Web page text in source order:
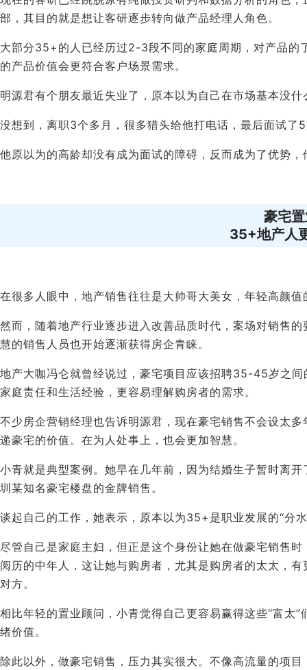
部，其目的就是想让客研逐步转向做产品经理人角色。
大部分35+的人已经历过2-3段不同的家庭周期，对产品的
的产品价值会更符合客户场景需求。
明源君有个朋友最近失业了，原本以为自己在市场基本没什
没想到，离职3个多月，很多猎头给他打电话，最后面试了
他原以为的高龄却没有成为面试的障碍，反而成为了优势
豪宅
35+地产人
在很多人眼中，地产销售往往是大帅哥大美女，年轻高颜
然而，随着地产行业逐步进入改善品质时代，案场对销售
慧的销售人员也开始逐渐获得房企青睐。
地产大咖冯仑就曾经说过，豪宅项目应该招聘35-45岁之
家庭责任和生活经验，更容易理解购房者的需求。
不少房企营销经理也告诉明源君，现在豪宅销售不会设太
递豪宅的价值。在为人处事上，也会更加智慧。
小青就是典型案例。她早在几年前，因为结婚生子暂时离
圳某知名豪宅楼盘的金牌销售。
谈起自己的工作，她表示，原本以为35+是职业发展的“分
尽管自己是家庭主妇，但正是这个身份让她在做豪宅销售
阅历的中年人，这让她与购房者，尤其是购房者的太太，
对方。
相比年轻的置业顾问，小青觉得自己更容易赢得这些“富太
绪价值。
除此以外，做豪宅销售，压力其实很大。不像高流量的项